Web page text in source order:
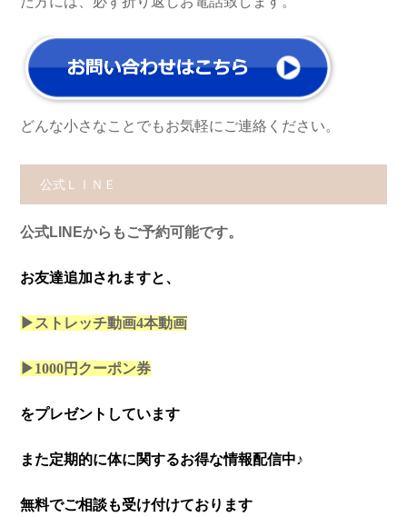
どんな小さなことでもお気軽にご連絡ください。
公式ＬＩＮＥ
公式LINEからもご予約可能です。
お友達追加されますと、
▶ストレッチ動画4本動画
▶1000円クーポン券
をプレゼントしています
また定期的に体に関するお得な情報配信中♪
無料でご相談も受け付けております